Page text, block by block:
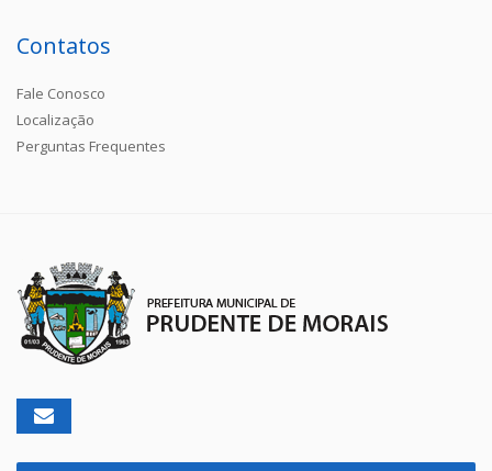
Contatos
Fale Conosco
Localização
Perguntas Frequentes